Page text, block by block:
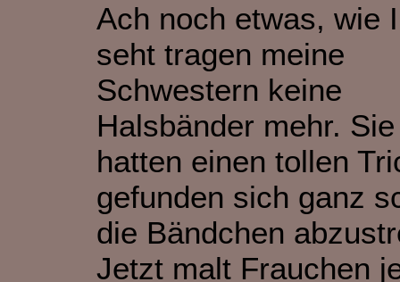
Ach noch etwas, wie
seht tragen meine
Schwestern keine
Halsbänder mehr. Sie
hatten einen tollen
gefunden sich ganz
die Bändchen
Jetzt malt Frauchen